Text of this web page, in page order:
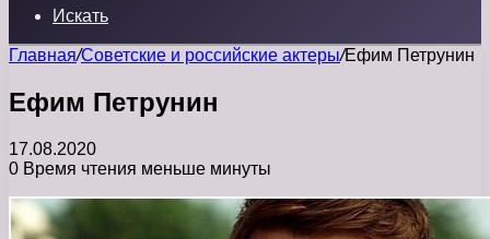
Искать
Главная/Советские и российские актеры/Ефим Петрунин
Ефим Петрунин
17.08.2020
0 Время чтения меньше минуты